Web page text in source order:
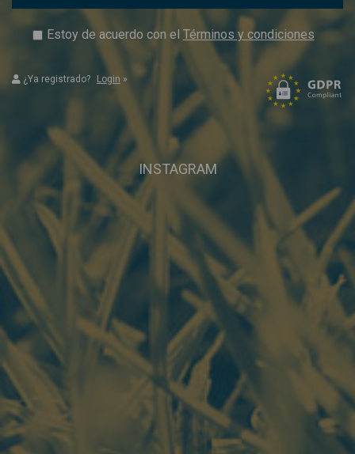
Estoy de acuerdo con el Términos y condiciones
¿Ya registrado? Login »
INSTAGRAM